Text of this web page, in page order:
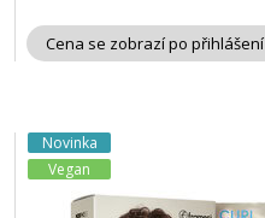
Cena se zobrazí po přihlášení
Novinka
Vegan